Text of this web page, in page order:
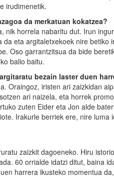
irudimenetik.
da merkatuan kokatzea?
nik horrela nabaritu dut. Irun
eta argitaletxekoek nire betiko
Oso garrantzitsua da bide
balio baitu.
bezain laster duen
Oraingoz, iristen ari zaizkidan
ari naizela, eta horrek
zuten Eider eta Jon alde
Irakurle berriek ere, nire
zaizkit dagoeneko. Hiru
60 orrialde idatzi ditut, baina
harrera ikusteko momentua